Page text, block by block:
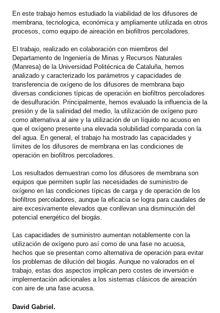
En este trabajo hemos estudiado la viabilidad de los difusores de
membrana, tecnologica, económica y ampliamente utilizada en otros
procesos, como equipo de aireación en biofiltros percoladores.
El trabajo, realizado en colaboración con miembros del
Departamento de Ingeniería de Minas y Recursos Naturales
(Manresa) de la Universidad Politécnica de Cataluña, hemos
analizado y caracterizado los parámetros y capacidades de
transferencia de oxígeno de los difusores de membrana bajo
diversas condiciones típicas de operación en biofiltros percoladores
de desulfuración. Principalmente, hemos evaluado la influencia de la
presión y de la salinidad del medio, la utilización de oxígeno puro
como alternativa al aire y la utilización de un líquido no acuoso en
que el oxígeno presente una elevada solubilidad comparada con la
del agua. En general, el trabajo ha mostrado las capacidades y
límites de los difusores de membrana en las condiciones de
operación en biofiltros percoladores.
Los resultados demuestran como los difusores de membrana son
equipos que permiten suplir las necesidades de suministro de
oxígeno en las condiciones típicas de carga y de operación de los
biofiltros percoladores, aunque la eficacia se logra para caudales de
aire excesivamente elevados que conllevan una disminución del
potencial energético del biogás.
Las capacidades de suministro aumentan notablemente con la
utilización de oxígeno puro así como de una fase no acuosa,
hechos que se presentan como alternativa de operación para evitar
los problemas de dilución del biogás. Aunque no valorados en el
trabajo, estas dos aspectos implican pero costes de inversión e
implementación adicionales a los sistemas clásicos de aireación
con aire de una fase acuosa.
David Gabriel.